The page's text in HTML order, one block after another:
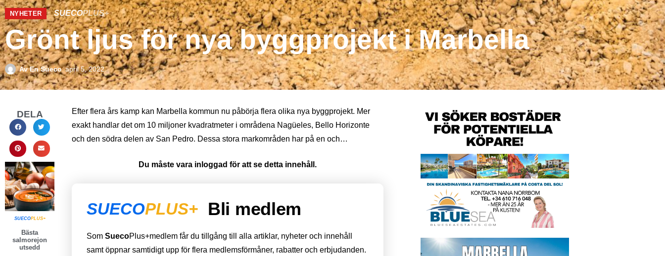
NYHETER SUECOPLUS+
Grönt ljus för nya byggprojekt i Marbella
AvEn Sueco april 5, 2022
DELA
SUECOPLUS+
Bästa
salmorejon
utsedd
Efter flera års kamp kan Marbella kommun nu påbörja flera olika nya byggprojekt. Mer
exakt handlar det om 10 miljoner kvadratmeter i områdena Nagüeles, Bello Horizonte
och den södra delen av San Pedro. Dessa stora markområden har på en och…
Du måste vara inloggad för att se detta innehåll.
SUECOPLUS+ Bli medlem
Som SuecoPlus+medlem får du tillgång till alla artiklar, nyheter och innehåll
samt öppnar samtidigt upp för flera medlemsförmåner, rabatter och erbjudanden.